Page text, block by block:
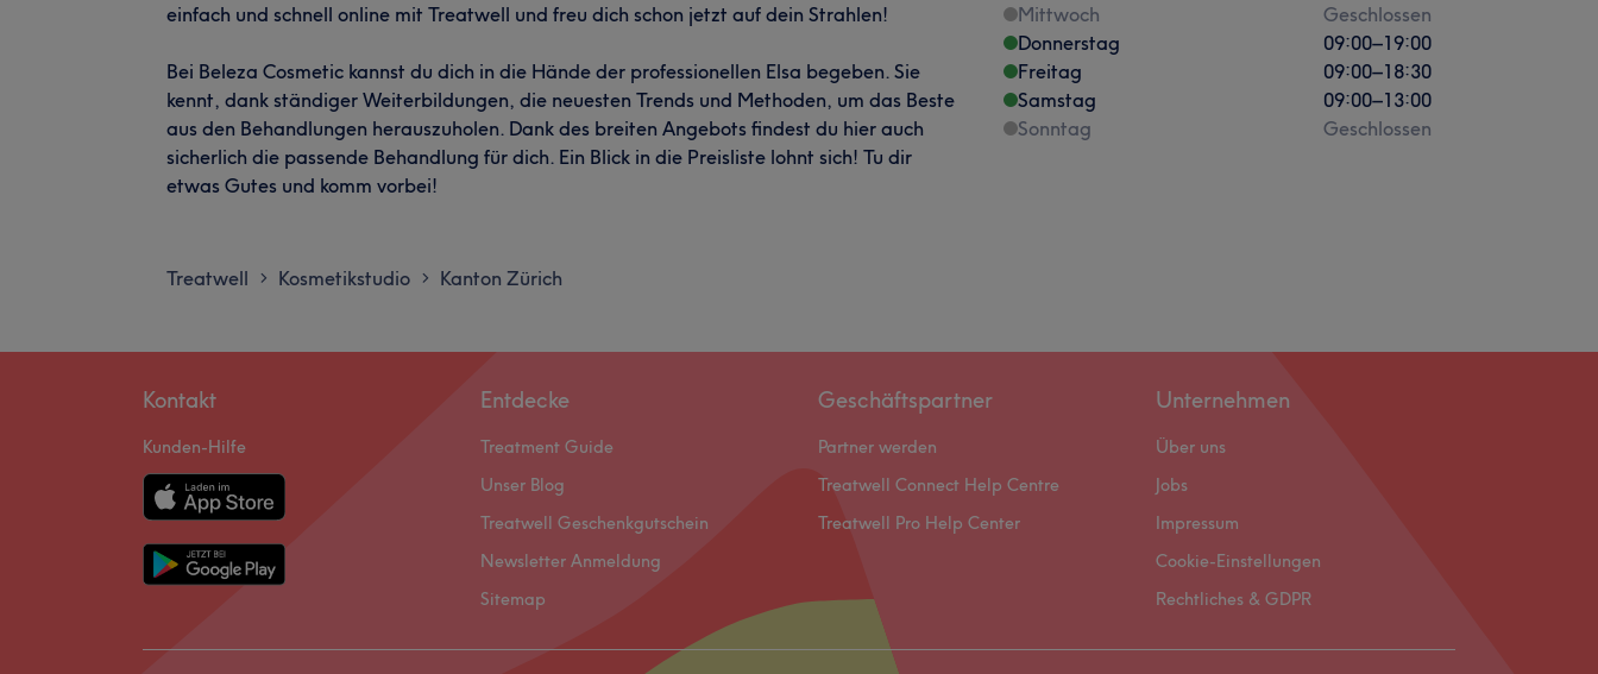
einfach und schnell online mit Treatwell und freu dich schon jetzt auf dein Strahlen!
Bei Beleza Cosmetic kannst du dich in die Hände der professionellen Elsa begeben. Sie
kennt, dank ständiger Weiterbildungen, die neuesten Trends und Methoden, um das Beste
aus den Behandlungen herauszuholen. Dank des breiten Angebots findest du hier auch
sicherlich die passende Behandlung für dich. Ein Blick in die Preisliste lohnt sich! Tu dir
etwas Gutes und komm vorbei!
Mittwoch
Geschlossen
Donnerstag
09:00–19:00
Freitag
09:00–18:30
Samstag
09:00–13:00
Sonntag
Geschlossen
Treatwell > Kosmetikstudio > Kanton Zürich
Kontakt
Kunden-Hilfe
Entdecke
Treatment Guide
Unser Blog
Treatwell Geschenkgutschein
Newsletter Anmeldung
Sitemap
Geschäftspartner
Partner werden
Treatwell Connect Help Centre
Treatwell Pro Help Center
Unternehmen
Über uns
Jobs
Impressum
Cookie-Einstellungen
Rechtliches & GDPR